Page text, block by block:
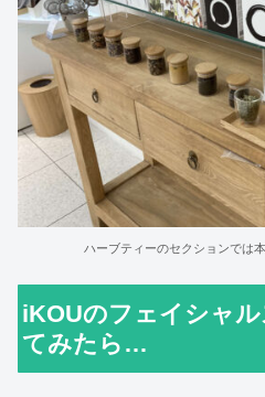
ハーブティーのセクションでは
iKOUのフェイシャ
てみたら…